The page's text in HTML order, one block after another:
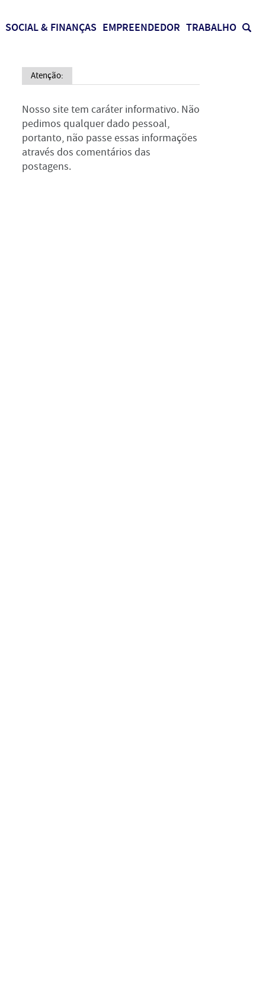
SOCIAL & FINANÇAS EMPREENDEDOR TRABALHO
Atenção:
Nosso site tem caráter informativo. Não
pedimos qualquer dado pessoal,
portanto, não passe essas informações
através dos comentários das
postagens.